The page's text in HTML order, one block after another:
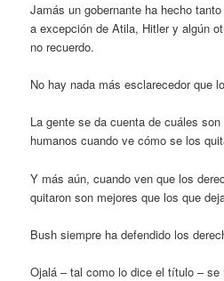
Jamás un gobernante ha hecho
a excepción de Atila, Hitler y algún
no recuerdo.
No hay nada más esclarecedor que
La gente se da cuenta de cuáles
humanos cuando ve cómo se los
Y más aún, cuando ven que los
quitaron son mejores que los que
Bush siempre ha defendido los
Ojalá – tal como lo dice el título –